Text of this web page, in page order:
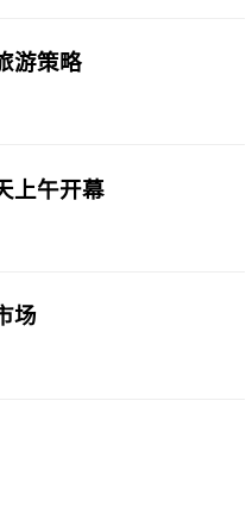
游策略
上午开幕
场